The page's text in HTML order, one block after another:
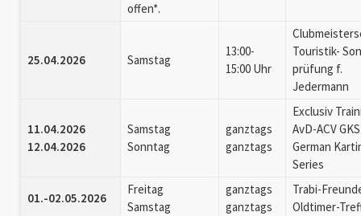
offen*.
25.04.2026 Samstag
13:00-
15:00 Uhr
Touristik-
prüfung f.
Jedermann
11.04.2026
12.04.2026
Samstag
Sonntag
ganztags
ganztags
Exclusiv
AvD-ACV GKS
German
Series
01.-02.05.2026
Freitag
Samstag
ganztags
ganztags
Trabi-
Oldtimer-